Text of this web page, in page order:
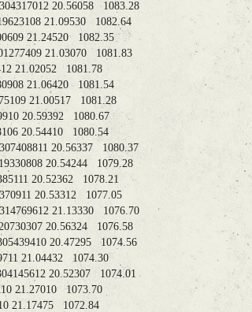
304317012 20.56058 1083.28
21.09530 1082.64
21.24520 1082.35
21.03070 1081.83
21.02052 1081.78
21.06420 1081.54
21.00517 1081.28
20.59392 1080.67
20.54410 1080.54
307408811 20.56337 1080.37
319330808 20.54244 1079.28
20.52362 1078.21
20.53312 1077.05
314769612 21.13330 1076.70
320730307 20.56324 1076.58
305439410 20.47295 1074.56
21.04432 1074.30
304145612 20.52307 1074.01
21.27010 1073.70
21.17475 1072.84